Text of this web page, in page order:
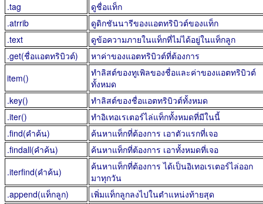
.tag
ดูชื่อแท็ก
.atrrib
ดูดิกชันนารีของแอตทริบิวต์ของแท็ก
.text
ดูข้อความภายในแท็กที่ไม่ได้อยู่ในแท็กลูก
.get(ชื่อแอตทริบิวต์)
หาค่าของแอตทริบิวต์ที่ต้องการ
item()
ทำลิสต์ของทูเพิลของชื่อและค่าของแอตทริบิวต์
ทั้งหมด
.key()
ทำลิสต์ของชื่อแอตทริบิวต์ทั้งหมด
.iter()
ทำอิเทอเรเตอร์ไล่แท็กทั้งหมดที่มีในนี้
.find(คำค้น)
ค้นหาแท็กที่ต้องการ เอาตัวแรกที่เจอ
.findall(คำค้น)
ค้นหาแท็กที่ต้องการ เอาทั้งหมดที่เจอ
.iterfind(คำค้น)
ค้นหาแท็กที่ต้องการ ได้เป็นอิเทอเรเตอร์ไล่ออก
มาทุกวัน
.append(แท็กลูก)
เพิ่มแท็กลูกลงไปในตำแหน่งท้ายสุด